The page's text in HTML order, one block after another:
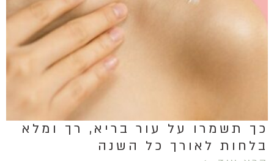
כך תשמרו על עור בריא, רך ומלא
בלחות לאורך כל השנה